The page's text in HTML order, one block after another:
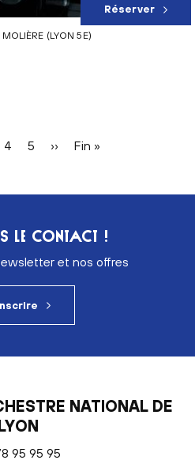
(LYON 5E)
Réserver
Page
4 Page
5
Page
››
Dernière
Fin »
LE CONTACT !
et nos offres
NATIONAL DE
95 95 95